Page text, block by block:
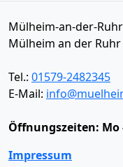
Mülheim-an-der-
Mülheim an der Ruhr
Tel.: 01579-2482345
E-Mail:
Öffnungszeiten: Mo
Impressum